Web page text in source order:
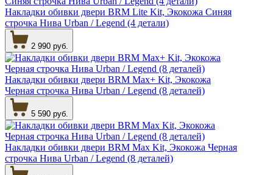
Накладки обивки двери BRM Lite Kit, Экокожа Синяя
строчка Нива Urban / Legend (4 детали)
2 990 руб.
Накладки обивки двери BRM Max+ Kit, Экокожа
Черная строчка Нива Urban / Legend (8 деталей)
5 590 руб.
Накладки обивки двери BRM Max Kit, Экокожа Черная
строчка Нива Urban / Legend (8 деталей)